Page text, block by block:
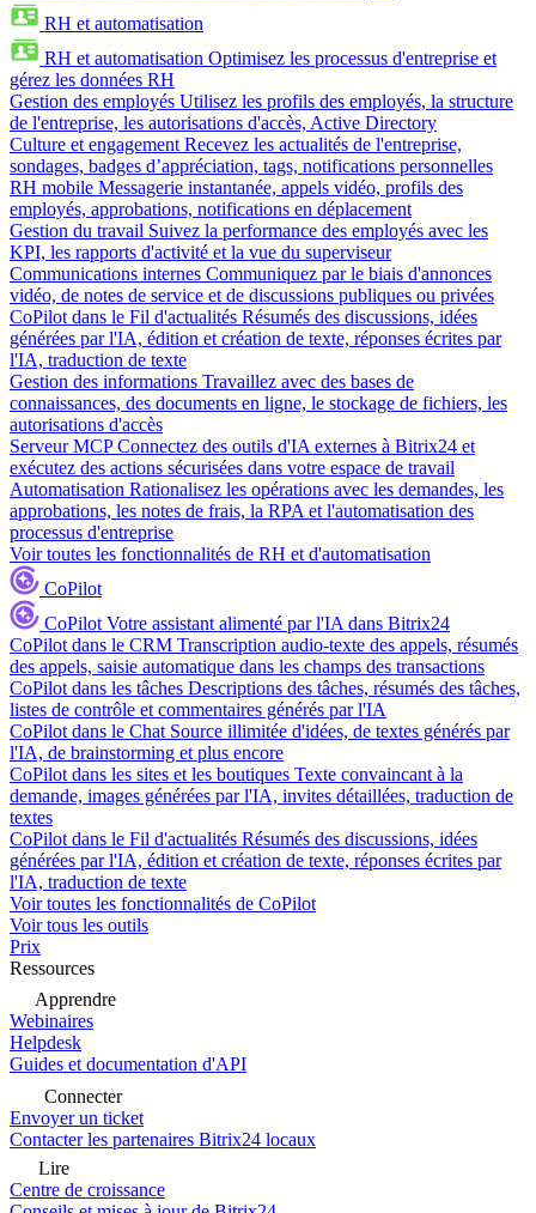
RH et automatisation
RH et automatisation Optimisez les processus d'entreprise et
gérez les données RH
Gestion des employés Utilisez les profils des employés, la structure
de l'entreprise, les autorisations d'accès, Active Directory
Culture et engagement Recevez les actualités de l'entreprise,
sondages, badges d’appréciation, tags, notifications personnelles
RH mobile Messagerie instantanée, appels vidéo, profils des
employés, approbations, notifications en déplacement
Gestion du travail Suivez la performance des employés avec les
KPI, les rapports d'activité et la vue du superviseur
Communications internes Communiquez par le biais d'annonces
vidéo, de notes de service et de discussions publiques ou privées
CoPilot dans le Fil d'actualités Résumés des discussions, idées
générées par l'IA, édition et création de texte, réponses écrites par
l'IA, traduction de texte
Gestion des informations Travaillez avec des bases de
connaissances, des documents en ligne, le stockage de fichiers, les
autorisations d'accès
Serveur MCP Connectez des outils d'IA externes à Bitrix24 et
exécutez des actions sécurisées dans votre espace de travail
Automatisation Rationalisez les opérations avec les demandes, les
approbations, les notes de frais, la RPA et l'automatisation des
processus d'entreprise
Voir toutes les fonctionnalités de RH et d'automatisation
CoPilot
CoPilot Votre assistant alimenté par l'IA dans Bitrix24
CoPilot dans le CRM Transcription audio-texte des appels, résumés
des appels, saisie automatique dans les champs des transactions
CoPilot dans les tâches Descriptions des tâches, résumés des tâches,
listes de contrôle et commentaires générés par l'IA
CoPilot dans le Chat Source illimitée d'idées, de textes générés par
l'IA, de brainstorming et plus encore
CoPilot dans les sites et les boutiques Texte convaincant à la
demande, images générées par l'IA, invites détaillées, traduction de
textes
CoPilot dans le Fil d'actualités Résumés des discussions, idées
générées par l'IA, édition et création de texte, réponses écrites par
l'IA, traduction de texte
Voir toutes les fonctionnalités de CoPilot
Voir tous les outils
Prix
Ressources
Apprendre
Webinaires
Helpdesk
Guides et documentation d'API
Connecter
Envoyer un ticket
Contacter les partenaires Bitrix24 locaux
Lire
Centre de croissance